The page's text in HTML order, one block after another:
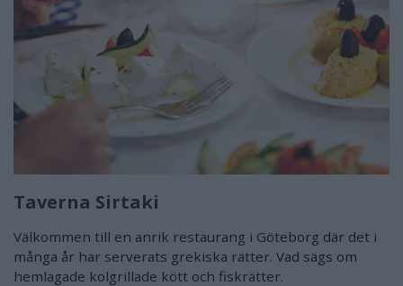
Taverna Sirtaki
Välkommen till en anrik restaurang i Göteborg där det i
många år har serverats grekiska rätter. Vad sägs om
hemlagade kolgrillade kött och fiskrätter.